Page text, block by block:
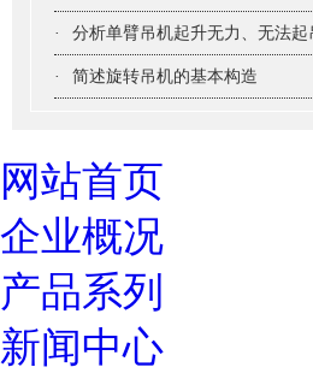
· 分析单臂吊机起升无力、无法
· 简述旋转吊机的基本构造
网站首页
企业概况
产品系列
新闻中心